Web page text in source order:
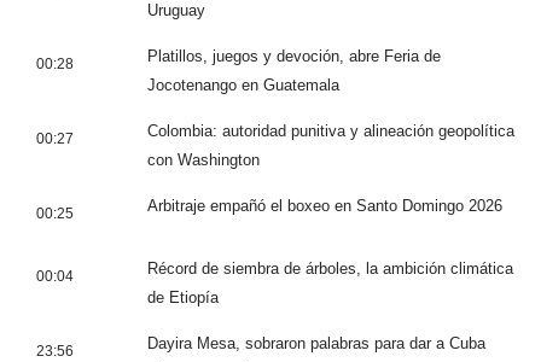
Uruguay
00:28
Platillos, juegos y devoción, abre Feria de
Jocotenango en Guatemala
00:27
Colombia: autoridad punitiva y alineación geopolítica
con Washington
00:25 Arbitraje empañó el boxeo en Santo Domingo 2026
00:04
Récord de siembra de árboles, la ambición climática
de Etiopía
23:56
Dayira Mesa, sobraron palabras para dar a Cuba